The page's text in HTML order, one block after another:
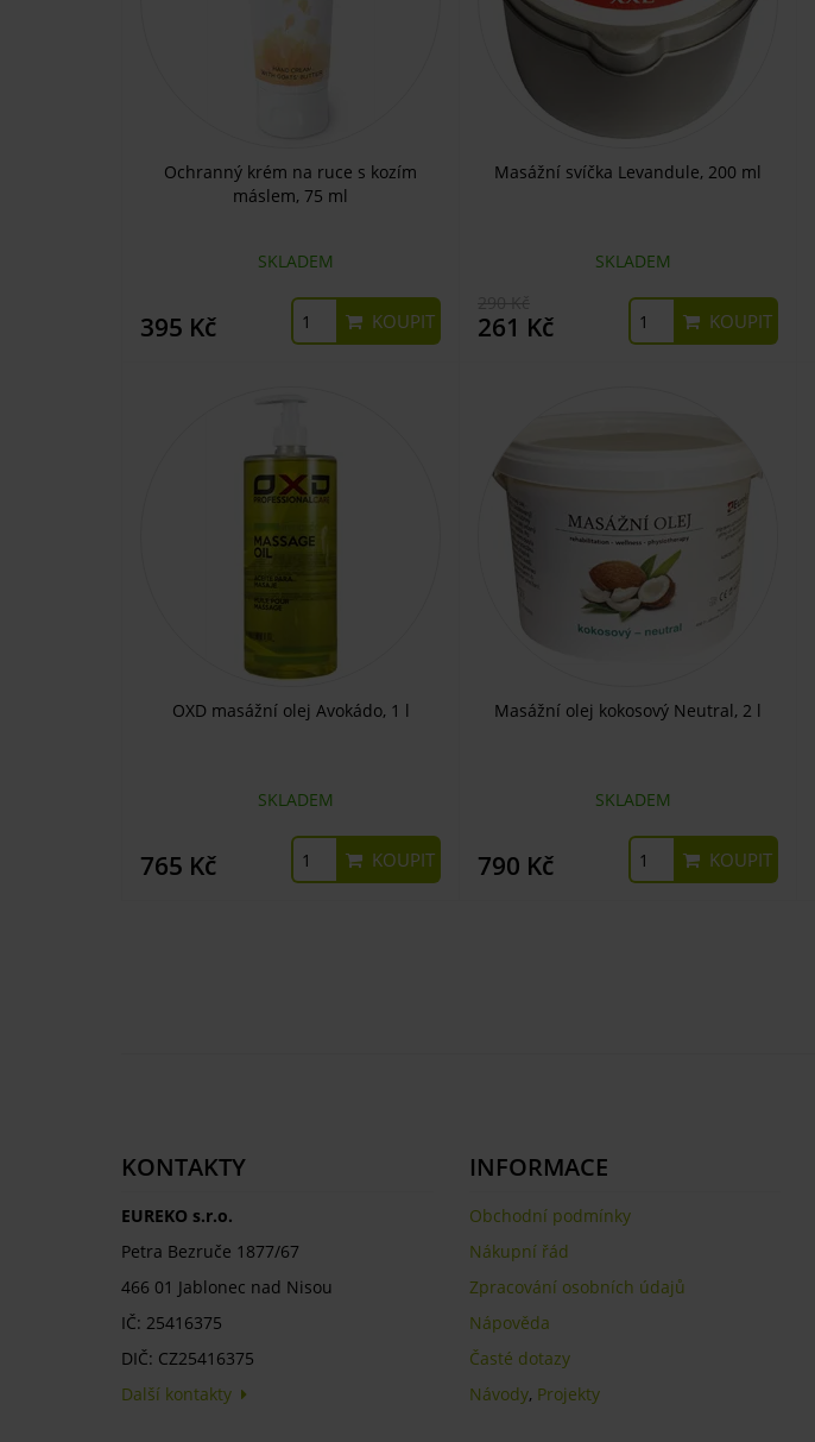
Ochranný krém na ruce s kozím
máslem, 75 ml
SKLADEM
395 Kč KOUPIT
Masážní svíčka Levandule, 200 ml
SKLADEM
261 Kč KOUPIT
OXD masážní olej Avokádo, 1 l
SKLADEM
765 Kč KOUPIT
Masážní olej kokosový Neutral, 2 l
SKLADEM
790 Kč KOUPIT
KONTAKTY
EUREKO s.r.o.
Petra Bezruče 1877/67
466 01 Jablonec nad Nisou
IČ: 25416375
DIČ: CZ25416375
Další kontakty
INFORMACE
Obchodní podmínky
Nákupní řád
Zpracování osobních údajů
Nápověda
Časté dotazy
Návody, Projekty